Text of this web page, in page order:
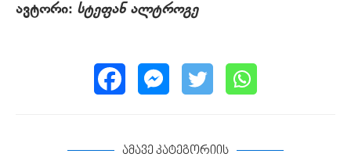
ავტორი: სტეფან ალტროგე
ამავე კატეგორიის